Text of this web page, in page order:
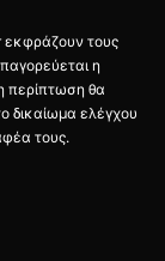
εκφράζουν τους
η
περίπτωση θα
δικαίωμα ελέγχου
τους.